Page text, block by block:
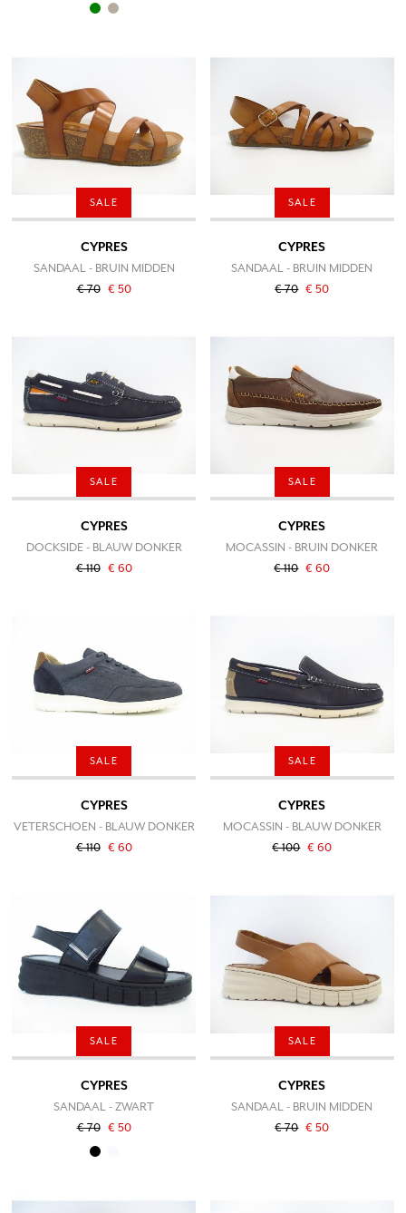
SALE
CYPRES
SANDAAL - BRUIN MIDDEN
€ 70 € 50
SALE
CYPRES
SANDAAL - BRUIN MIDDEN
€ 70 € 50
SALE
CYPRES
DOCKSIDE - BLAUW DONKER
€ 110 € 60
SALE
CYPRES
MOCASSIN - BRUIN DONKER
€ 110 € 60
SALE
CYPRES
VETERSCHOEN - BLAUW DONKER
€ 110 € 60
SALE
CYPRES
MOCASSIN - BLAUW DONKER
€ 100 € 60
SALE
CYPRES
SANDAAL - ZWART
€ 70 € 50
SALE
CYPRES
SANDAAL - BRUIN MIDDEN
€ 70 € 50